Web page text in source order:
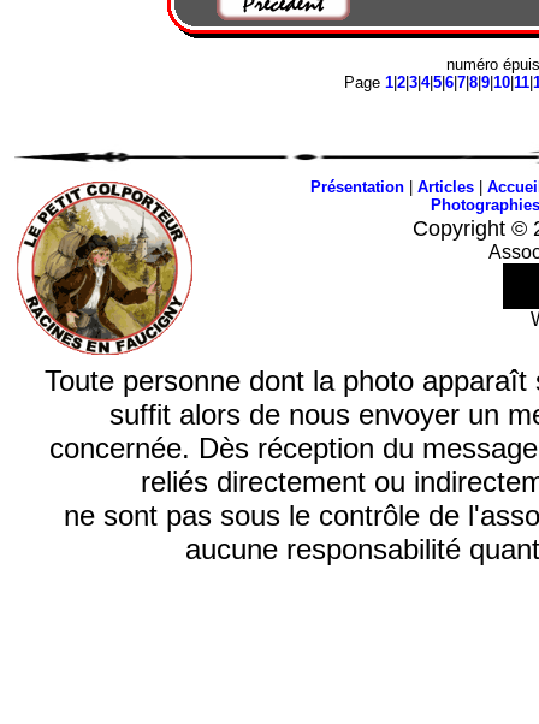
numéro
Page 1| 2| 3| 4|5| 6| 7| 8| 9| 10| 11|
Présentation| Articles|
Photographies
Copyright ©
Toute personne dont la photo
suffit alors de nous envoyer un
concernée. Dès réception du
reliés directement ou
ne sont pas sous le contrôle de
aucune responsabilité